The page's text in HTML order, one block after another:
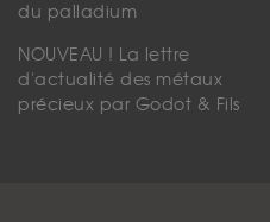
du palladium
NOUVEAU ! La lettre
d'actualité des métaux
précieux par Godot & Fils